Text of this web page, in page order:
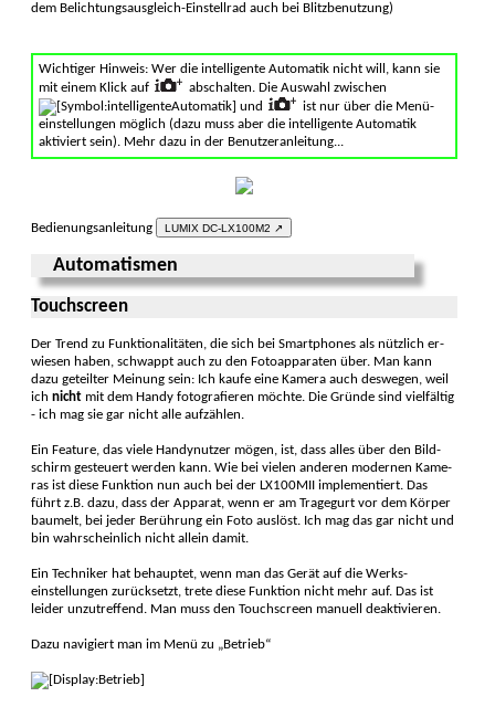
dem Belichtungs­aus­gleich-Ein­stell­rad auch bei Blitz­benut­zung)
Wichtiger Hinweis: Wer die intelligente Automatik nicht will, kann sie
mit einem Klick auf
abschalten. Die Auswahl zwischen
und
ist nur über die Menü­
einstellungen mög­lich (dazu muss aber die intelli­gente Auto­matik
aktiviert sein). Mehr dazu in der Benutzer­anleitung...
Bedienungsanleitung LUMIX DC-LX100M2 ↗
Automatismen
Touchscreen
Der Trend zu Funktionali­täten, die sich bei Smart­phones als nützlich er­
wiesen haben, schwappt auch zu den Foto­apparaten über. Man kann
dazu geteil­ter Meinung sein: Ich kaufe eine Kamera auch deswegen, weil
ich nicht mit dem Handy foto­grafieren möchte. Die Gründe sind viel­fältig
- ich mag sie gar nicht alle auf­zählen.
Ein Feature, das viele Handy­nutzer mögen, ist, dass alles über den Bild­
schirm ge­steuert werden kann. Wie bei vielen anderen modernen Kame­
ras ist diese Funktion nun auch bei der LX100MII imple­mentiert. Das
führt z.B. dazu, dass der Appa­rat, wenn er am Trage­gurt vor dem Körper
baumelt, bei jeder Berüh­rung ein Foto auslöst. Ich mag das gar nicht und
bin wahr­scheinlich nicht allein damit.
Ein Techniker hat behauptet, wenn man das Gerät auf die Werks­
einstellungen zurücksetzt, trete diese Funktion nicht mehr auf. Das ist
leider unzu­treffend. Man muss den Touch­screen manuell deak­tivieren.
Dazu navigiert man im Menü zu „Betrieb“